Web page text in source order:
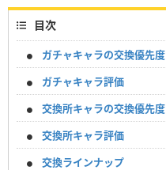
目次
ガチャキャラの交換優先度
ガチャキャラ評価
交換所キャラの交換優先度
交換所キャラ評価
交換ラインナップ